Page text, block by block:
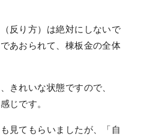
反り方）は絶対にしないで
あおられて、棟板金の全体
きれいな状態ですので、
じです。
見てもらいましたが、「自